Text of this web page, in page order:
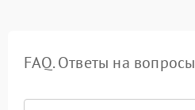
FAQ. Ответы на вопросы